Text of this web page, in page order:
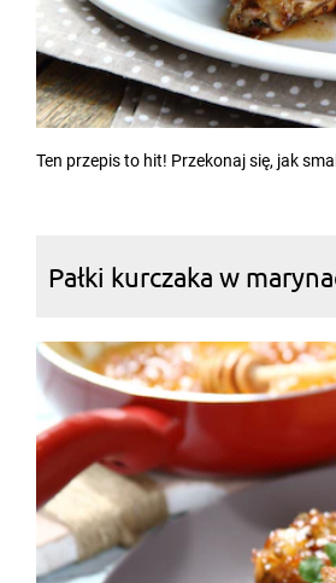
Ten przepis to hit! Przekonaj się, jak
Pałki kurczaka w